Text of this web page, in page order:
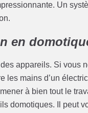
Un
en
appareils. Si vous
les mains d’un
à bien tout le
domotiques. Il peut